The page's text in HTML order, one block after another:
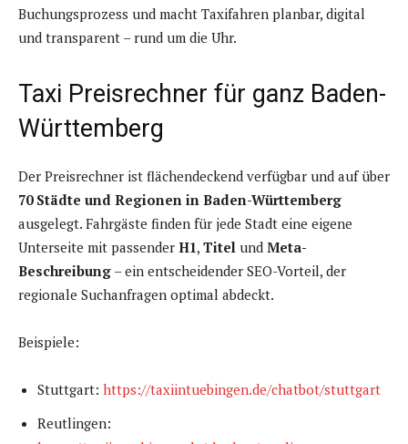
Buchungsprozess und macht Taxifahren planbar, digital
und transparent – rund um die Uhr.
Taxi Preisrechner für ganz Baden-
Württemberg
Der Preisrechner ist flächendeckend verfügbar und auf über
70 Städte und Regionen in Baden-Württemberg
ausgelegt. Fahrgäste finden für jede Stadt eine eigene
Unterseite mit passender H1, Titel und Meta-
Beschreibung – ein entscheidender SEO-Vorteil, der
regionale Suchanfragen optimal abdeckt.
Beispiele:
Stuttgart: https://taxiintuebingen.de/chatbot/stuttgart
Reutlingen: